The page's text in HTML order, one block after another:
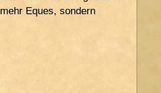
Eques, sondern